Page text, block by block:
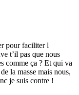
pour faciliter l
t’il pas que nous
comme ça ? Et qui va
la masse mais nous,
je suis contre !